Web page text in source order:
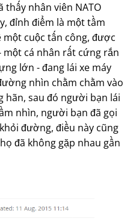
thấy nhân viên NATO
đỉnh điểm là một tầm
cuộc tấn công, được
cá nhân rất cứng rắn
lớn - đang lái xe máy
nhìn chằm chằm vào
hãn, sau đó người bạn lái
nhìn, người bạn đã gọi
đường, điều này cũng
đã không gặp nhau gần